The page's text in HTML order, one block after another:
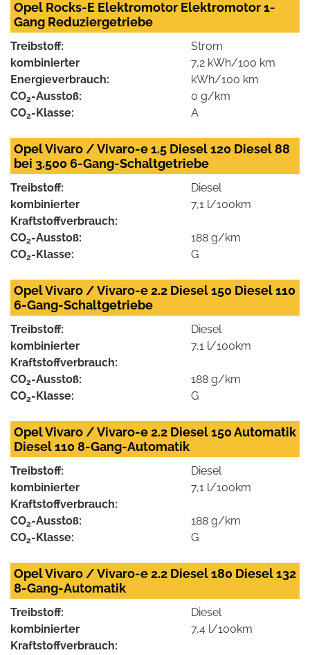
Opel Rocks-E Elektromotor Elektromotor 1-
Gang Reduziergetriebe
Treibstoff:
Strom
kombinierter
Energieverbrauch:
7,2 kWh/100 km
kWh/100 km
CO2-Ausstoß:
0 g/km
CO2-Klasse: A
Opel Vivaro / Vivaro-e 1.5 Diesel 120 Diesel 88
bei 3.500 6-Gang-Schaltgetriebe
Treibstoff:
Diesel
kombinierter
Kraftstoffverbrauch:
7,1 l/100km
CO2-Ausstoß:
188 g/km
CO2-Klasse: G
Opel Vivaro / Vivaro-e 2.2 Diesel 150 Diesel 110
6-Gang-Schaltgetriebe
Treibstoff:
Diesel
kombinierter
Kraftstoffverbrauch:
7,1 l/100km
CO2-Ausstoß:
188 g/km
CO2-Klasse: G
Opel Vivaro / Vivaro-e 2.2 Diesel 150 Automatik
Diesel 110 8-Gang-Automatik
Treibstoff:
Diesel
kombinierter
Kraftstoffverbrauch:
7,1 l/100km
CO2-Ausstoß:
188 g/km
CO2-Klasse: G
Opel Vivaro / Vivaro-e 2.2 Diesel 180 Diesel 132
8-Gang-Automatik
Treibstoff:
Diesel
kombinierter
Kraftstoffverbrauch:
7,4 l/100km